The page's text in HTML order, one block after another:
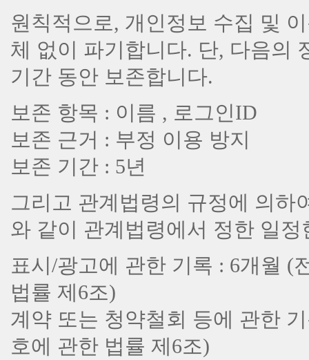
원칙적으로, 개인정보 수집 및
체 없이 파기합니다. 단, 다음의
기간 동안 보존합니다.
보존 항목 : 이름 , 로그인ID
보존 근거 : 부정 이용 방지
보존 기간 : 5년
그리고 관계법령의 규정에 의하
와 같이 관계법령에서 정한 일
표시/광고에 관한 기록 : 6개월 (
법률 제6조)
계약 또는 청약철회 등에 관한
호에 관한 법률 제6조)